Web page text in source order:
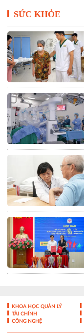
SỨC KHỎE
KHOA HỌC QUẢN LÝ
TÀI CHÍNH
CÔNG NGHỆ